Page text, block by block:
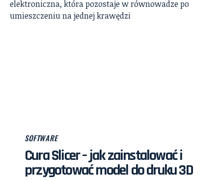
SOFTWARE
Cura Slicer – jak zainstalować i
przygotować model do druku 3D